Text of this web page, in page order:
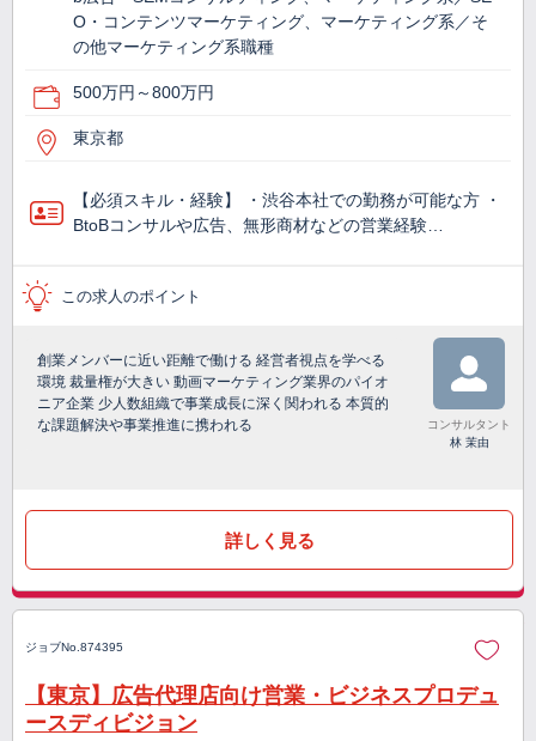
O・コンテンツマーケティング、マーケティング系／そ
の他マーケティング系職種
500万円～800万円
東京都
【必須スキル・経験】 ・渋谷本社での勤務が可能な方 ・
BtoBコンサルや広告、無形商材などの営業経験…
この求人のポイント
創業メンバーに近い距離で働ける 経営者視点を学べる
環境 裁量権が大きい 動画マーケティング業界のパイオ
ニア企業 少人数組織で事業成長に深く関われる 本質的
な課題解決や事業推進に携われる
コンサルタント
林 茉由
詳しく見る
ジョブNo.874395
【東京】広告代理店向け営業・ビジネスプロデュ
ースディビジョン